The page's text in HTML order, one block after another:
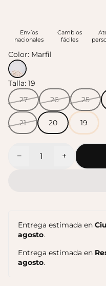
Envíos
nacionales
Cambios
fáciles
Color: Marfil
Talla: 19
27
26 25
21 20 19
Cantidad
− +
Entrega estimada en
agosto.
Entrega estimada en
agosto.
Sandalias Maui MC
$140.000